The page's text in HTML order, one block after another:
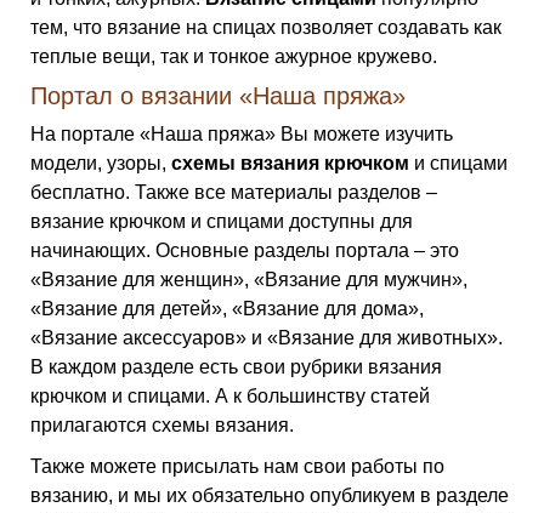
тем, что вязание на спицах позволяет создавать как
теплые вещи, так и тонкое ажурное кружево.
Портал о вязании «Наша пряжа»
На портале «Наша пряжа» Вы можете изучить
модели, узоры, схемы вязания крючком и спицами
бесплатно. Также все материалы разделов –
вязание крючком и спицами доступны для
начинающих. Основные разделы портала – это
«Вязание для женщин», «Вязание для мужчин»,
«Вязание для детей», «Вязание для дома»,
«Вязание аксессуаров» и «Вязание для животных».
В каждом разделе есть свои рубрики вязания
крючком и спицами. А к большинству статей
прилагаются схемы вязания.
Также можете присылать нам свои работы по
вязанию, и мы их обязательно опубликуем в разделе